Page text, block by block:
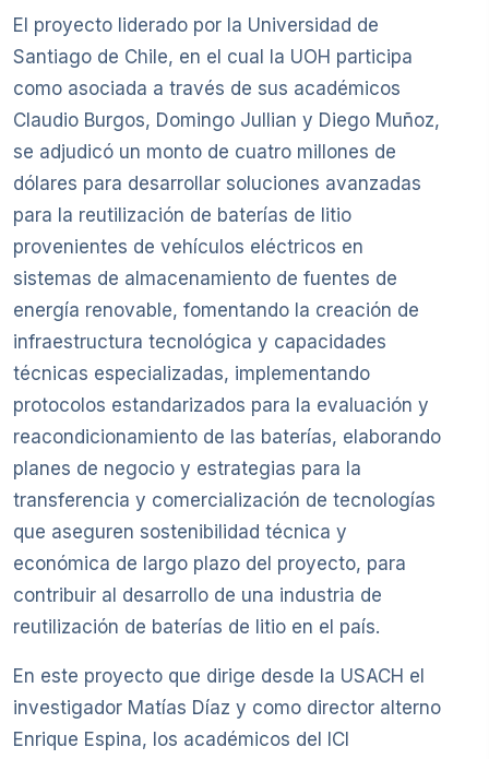
El proyecto liderado por la Universidad de
Santiago de Chile, en el cual la UOH participa
como asociada a través de sus académicos
Claudio Burgos, Domingo Jullian y Diego Muñoz,
se adjudicó un monto de cuatro millones de
dólares para desarrollar soluciones avanzadas
para la reutilización de baterías de litio
provenientes de vehículos eléctricos en
sistemas de almacenamiento de fuentes de
energía renovable, fomentando la creación de
infraestructura tecnológica y capacidades
técnicas especializadas, implementando
protocolos estandarizados para la evaluación y
reacondicionamiento de las baterías, elaborando
planes de negocio y estrategias para la
transferencia y comercialización de tecnologías
que aseguren sostenibilidad técnica y
económica de largo plazo del proyecto, para
contribuir al desarrollo de una industria de
reutilización de baterías de litio en el país.
En este proyecto que dirige desde la USACH el
investigador Matías Díaz y como director alterno
Enrique Espina, los académicos del ICI